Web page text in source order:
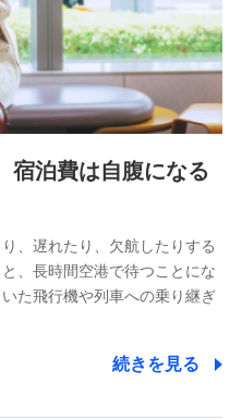
宿泊費は自腹になる
、遅れたり、欠航したりする
、長時間空港で待つことにな
た飛行機や列車への乗り継ぎ
続きを見る